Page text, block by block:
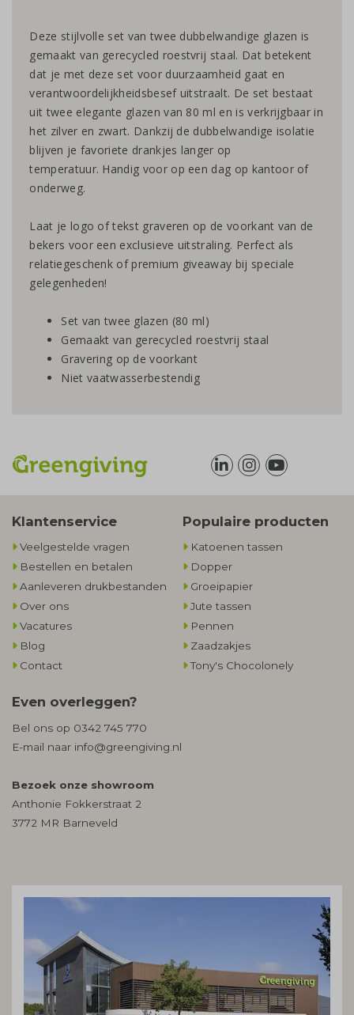
Deze stijlvolle set van twee dubbelwandige glazen is
gemaakt van gerecycled roestvrij staal. Dat betekent
dat je met deze set voor duurzaamheid gaat en
verantwoordelijkheidsbesef uitstraalt. De set bestaat
uit twee elegante glazen van 80 ml en is verkrijgbaar in
het zilver en zwart. Dankzij de dubbelwandige isolatie
blijven je favoriete drankjes langer op
temperatuur. Handig voor op een dag op kantoor of
onderweg.
Laat je logo of tekst graveren op de voorkant van de
bekers voor een exclusieve uitstraling. Perfect als
relatiegeschenk of premium giveaway bij speciale
gelegenheden!
Set van twee glazen (80 ml)
Gemaakt van gerecycled roestvrij staal
Gravering op de voorkant
Niet vaatwasserbestendig
Klantenservice
Veelgestelde vragen
Bestellen en betalen
Aanleveren drukbestanden
Over ons
Vacatures
Blog
Contact
Populaire producten
Katoenen tassen
Dopper
Groeipapier
Jute tassen
Pennen
Zaadzakjes
Tony's Chocolonely
Even overleggen?
Bel ons op 0342 745 770
E-mail naar info@greengiving.nl
Bezoek onze showroom
Anthonie Fokkerstraat 2
3772 MR Barneveld